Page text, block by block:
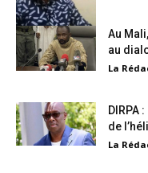
Au
au
La
DIRPA
de
La